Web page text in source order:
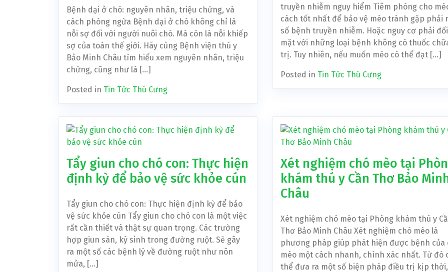
Bệnh dại ở chó: nguyên nhân, triệu chứng, và
cách phòng ngừa Bệnh dại ở chó không chỉ là
nỗi sợ đối với người nuôi chó. Mà còn là nỗi khiếp
sợ của toàn thế giới. Hãy cùng Bệnh viện thú y
Bảo Minh Châu tìm hiểu xem nguyên nhân, triệu
chứng, cũng như là […]
Posted in Tin Tức Thú Cưng
truyền nhiễm nguy hiểm Tiêm phòng cho
cách tốt nhất để bảo vệ mèo tránh gặp phải
số bệnh truyền nhiễm. Hoặc nguy cơ phải đối
mặt với những loại bệnh không có thuốc
trị. Tuy nhiên, nếu muốn mèo có thể đạt […]
Posted in Tin Tức Thú Cưng
Tẩy giun cho chó con: Thực hiện
định kỳ để bảo vệ sức khỏe cún
Tẩy giun cho chó con: Thực hiện định kỳ để bảo
vệ sức khỏe cún Tẩy giun cho chó con là một việc
rất cần thiết và thật sự quan trọng. Các trường
hợp giun sán, ký sinh trong đường ruột. Sẽ gây
ra một số các bệnh lý về đường ruột như nôn
mửa, […]
Xét nghiệm chó mèo tại
khám thú y Cần Thơ Bảo
Châu
Xét nghiệm chó mèo tại Phòng khám thú y
Thơ Bảo Minh Châu Xét nghiệm chó mèo là
phương pháp giúp phát hiện được bệnh của
mèo một cách nhanh, chính xác nhất. Từ đó
thể đưa ra một số biện pháp điều trị kịp thời,